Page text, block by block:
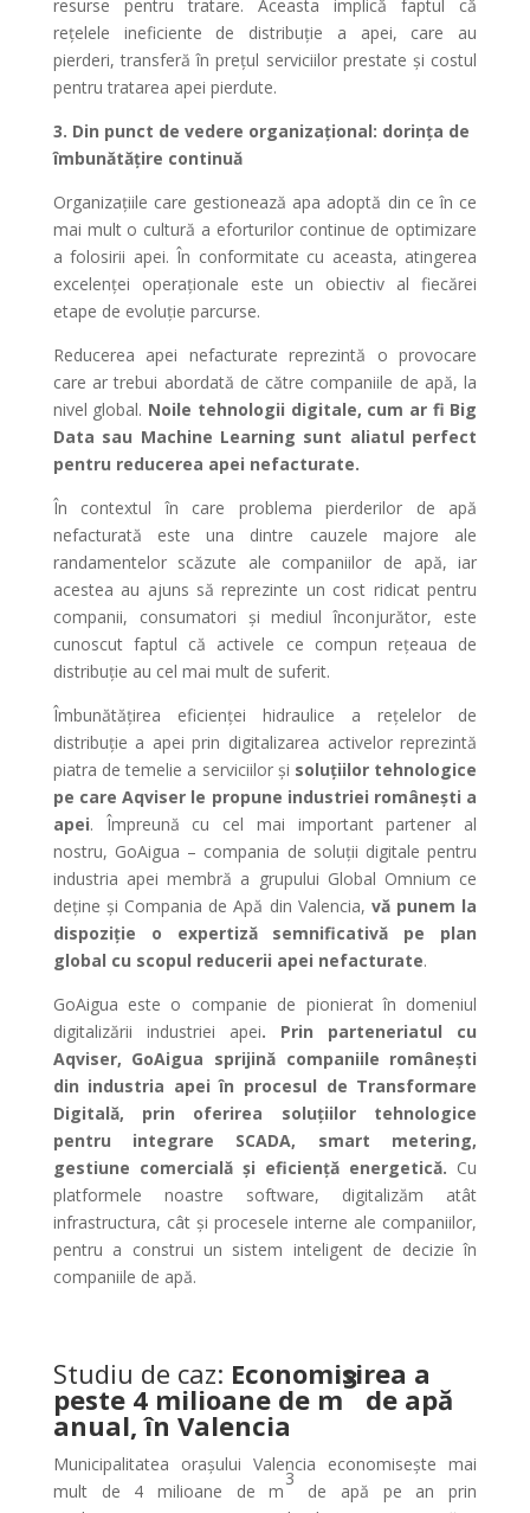
resurse pentru tratare. Aceasta implică faptul că
rețelele ineficiente de distribuție a apei, care au
pierderi, transferă în prețul serviciilor prestate și costul
pentru tratarea apei pierdute.
3. Din punct de vedere organizațional: dorința de
îmbunătățire continuă
Organizațiile care gestionează apa adoptă din ce în ce
mai mult o cultură a eforturilor continue de optimizare
a folosirii apei. În conformitate cu aceasta, atingerea
excelenței operaționale este un obiectiv al fiecărei
etape de evoluție parcurse.
Reducerea apei nefacturate reprezintă o provocare
care ar trebui abordată de către companiile de apă, la
nivel global. Noile tehnologii digitale, cum ar fi Big
Data sau Machine Learning sunt aliatul perfect
pentru reducerea apei nefacturate.
În contextul în care problema pierderilor de apă
nefacturată este una dintre cauzele majore ale
randamentelor scăzute ale companiilor de apă, iar
acestea au ajuns să reprezinte un cost ridicat pentru
companii, consumatori și mediul înconjurător, este
cunoscut faptul că activele ce compun rețeaua de
distribuție au cel mai mult de suferit.
Îmbunătățirea eficienței hidraulice a rețelelor de
distribuție a apei prin digitalizarea activelor reprezintă
piatra de temelie a serviciilor și soluțiilor tehnologice
pe care Aqviser le propune industriei românești a
apei. Împreună cu cel mai important partener al
nostru, GoAigua – compania de soluții digitale pentru
industria apei membră a grupului Global Omnium ce
deține și Compania de Apă din Valencia, vă punem la
dispoziție o expertiză semnificativă pe plan
global cu scopul reducerii apei nefacturate.
GoAigua este o companie de pionierat în domeniul
digitalizării industriei apei. Prin parteneriatul cu
Aqviser, GoAigua sprijină companiile românești
din industria apei în procesul de Transformare
Digitală, prin oferirea soluțiilor tehnologice
pentru integrare SCADA, smart metering,
gestiune comercială și eficiență energetică. Cu
platformele noastre software, digitalizăm atât
infrastructura, cât și procesele interne ale companiilor,
pentru a construi un sistem inteligent de decizie în
companiile de apă.
Studiu de caz: Economisirea a
peste 4 milioane de m
3
de apă
anual, în Valencia
Municipalitatea orașului Valencia economisește mai
mult de 4 milioane de m
3
de apă pe an prin